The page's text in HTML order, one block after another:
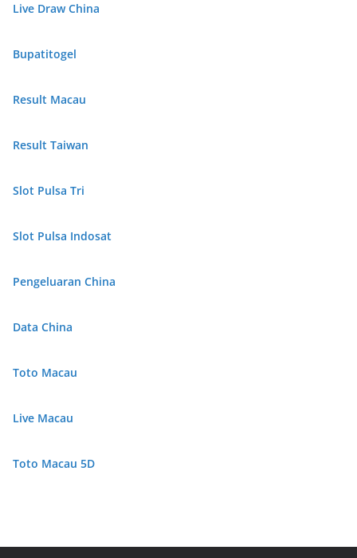
Live Draw China
Bupatitogel
Result Macau
Result Taiwan
Slot Pulsa Tri
Slot Pulsa Indosat
Pengeluaran China
Data China
Toto Macau
Live Macau
Toto Macau 5D